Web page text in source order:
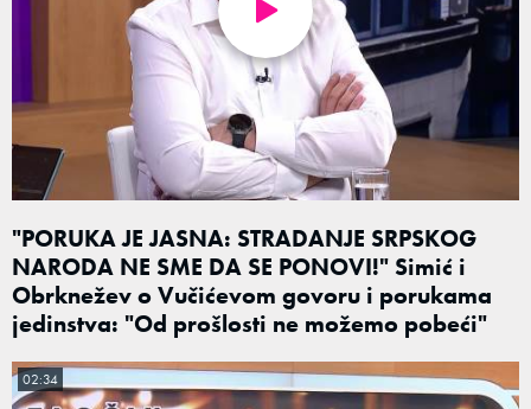
"PORUKA JE JASNA: STRADANJE SRPSKOG
NARODA NE SME DA SE PONOVI!" Simić i
Obrknežev o Vučićevom govoru i porukama
jedinstva: "Od prošlosti ne možemo pobeći"
02:34